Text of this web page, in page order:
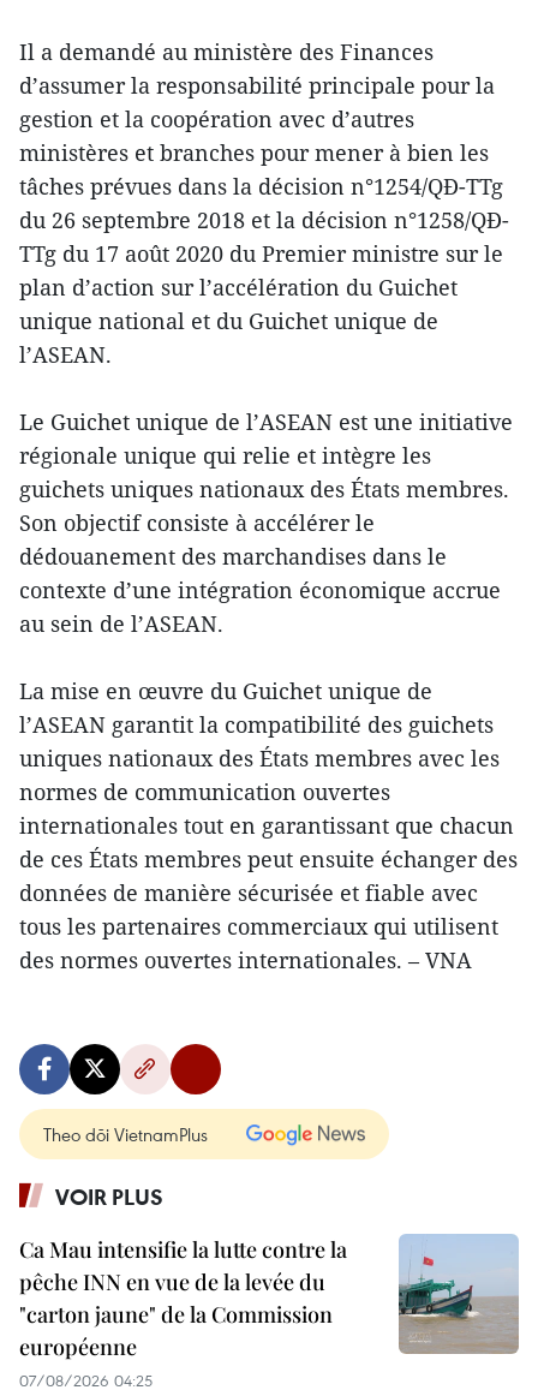
Il a demandé au ministère des Finances
d’assumer la responsabilité principale pour la
gestion et la coopération avec d’autres
ministères et branches pour mener à bien les
tâches prévues dans la décision n°1254/QĐ-TTg
du 26 septembre 2018 et la décision n°1258/QĐ-
TTg du 17 août 2020 du Premier ministre sur le
plan d’action sur l’accélération du Guichet
unique national et du Guichet unique de
l’ASEAN.
Le Guichet unique de l’ASEAN est une initiative
régionale unique qui relie et intègre les
guichets uniques nationaux des États membres.
Son objectif consiste à accélérer le
dédouanement des marchandises dans le
contexte d’une intégration économique accrue
au sein de l’ASEAN.
La mise en œuvre du Guichet unique de
l’ASEAN garantit la compatibilité des guichets
uniques nationaux des États membres avec les
normes de communication ouvertes
internationales tout en garantissant que chacun
de ces États membres peut ensuite échanger des
données de manière sécurisée et fiable avec
tous les partenaires commerciaux qui utilisent
des normes ouvertes internationales. – VNA
Theo dõi VietnamPlus
VOIR PLUS
Ca Mau intensifie la lutte contre la
pêche INN en vue de la levée du
"carton jaune" de la Commission
européenne
07/08/2026 04:25